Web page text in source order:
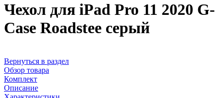
Чехол для iPad Pro 11 2020 G-
Case Roadstee серый
Вернуться в раздел
Обзор товара
Комплект
Описание